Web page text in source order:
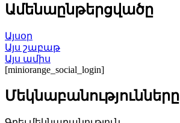
Ամենաընթերցվածը
Այսօր
Այս շաբաթ
Այս ամիս
[miniorange_social_login]
Մեկնաբանությունները